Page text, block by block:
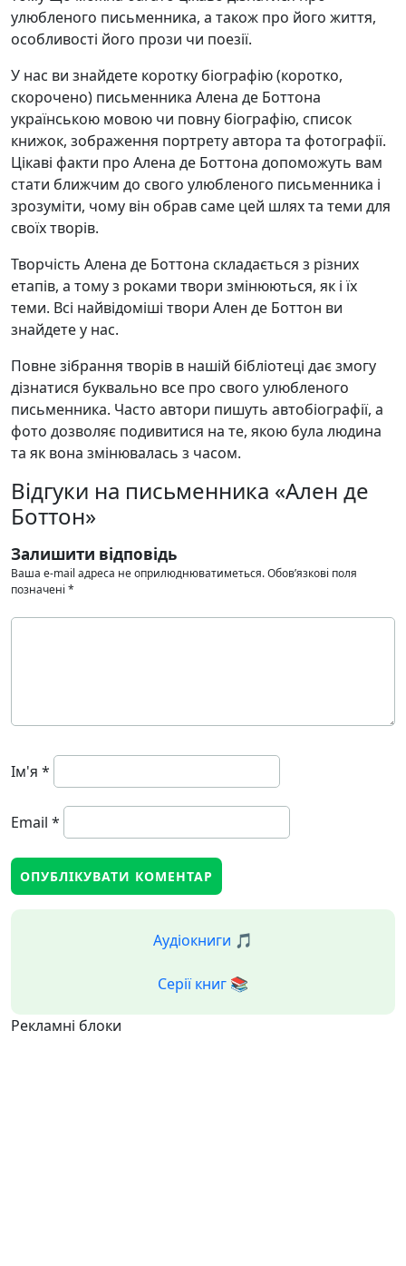
улюбленого письменника, а також про його життя,
особливості його прози чи поезії.
У нас ви знайдете коротку біографію (коротко,
скорочено) письменника Алена де Боттона
українською мовою чи повну біографію, список
книжок, зображення портрету автора та фотографії.
Цікаві факти про Алена де Боттона допоможуть вам
стати ближчим до свого улюбленого письменника і
зрозуміти, чому він обрав саме цей шлях та теми для
своїх творів.
Творчість Алена де Боттона складається з різних
етапів, а тому з роками твори змінюються, як і їх
теми. Всі найвідоміші твори Ален де Боттон ви
знайдете у нас.
Повне зібрання творів в нашій бібліотеці дає змогу
дізнатися буквально все про свого улюбленого
письменника. Часто автори пишуть автобіографії, а
фото дозволяє подивитися на те, якою була людина
та як вона змінювалась з часом.
Відгуки на письменника «Ален де
Боттон»
Залишити відповідь
Ваша e-mail адреса не оприлюднюватиметься.Обов’язкові поля
позначені *
Ім'я *
Email *
Аудіокниги 🎵
Серії книг 📚
Рекламні блоки